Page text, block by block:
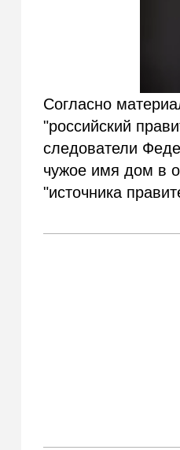
Согласно
"российский
следователи
чужое имя дом в
"источника